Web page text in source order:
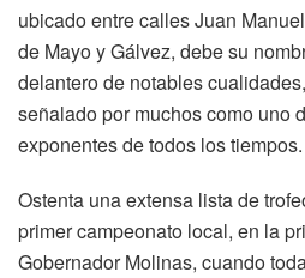
ubicado entre calles Juan
de Mayo y Gálvez, debe su
delantero de notables
señalado por muchos como uno
exponentes de todos los tiempos.
Ostenta una extensa lista de
primer campeonato local, en la
Gobernador Molinas, cuando